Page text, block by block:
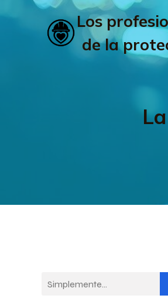
Los
de la